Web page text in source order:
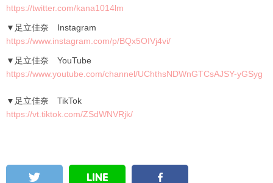
https://twitter.com/kana1014lm
▼足立佳奈 Instagram
https://www.instagram.com/p/BQx5OIVj4vi/
▼足立佳奈 YouTube
https://www.youtube.com/channel/UChthsNDWnGTCsAJSY-yGSyg
▼足立佳奈 TikTok
https://vt.tiktok.com/ZSdWNVRjk/